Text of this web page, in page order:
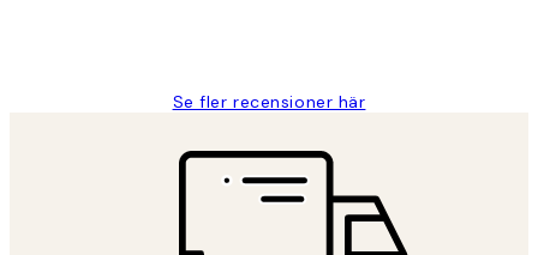
Se fler recensioner här